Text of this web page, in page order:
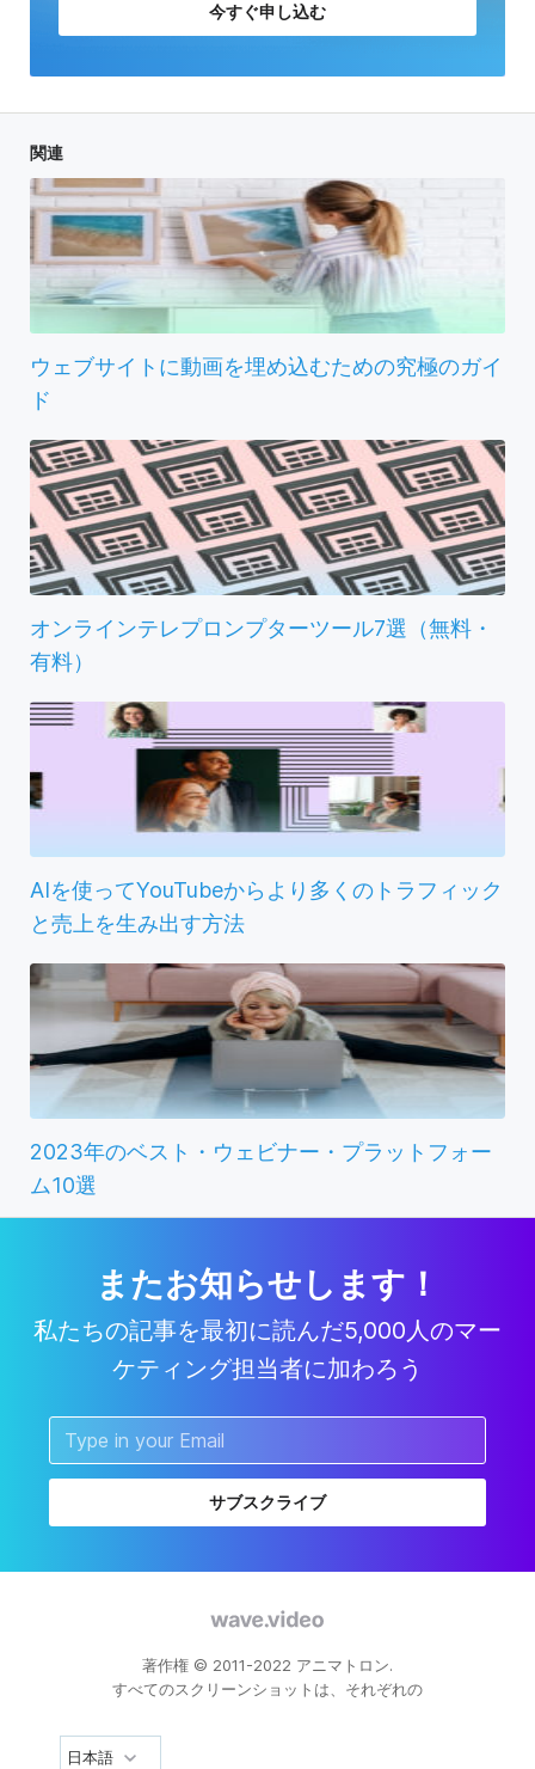
今すぐ申し込む
関連
ウェブサイトに動画を埋め込むための究極のガイ
ド
オンラインテレプロンプターツール7選（無料・
有料）
AIを使ってYouTubeからより多くのトラフィック
と売上を生み出す方法
2023年のベスト・ウェビナー・プラットフォー
ム10選
またお知らせします！
私たちの記事を最初に読んだ5,000人のマー
ケティング担当者に加わろう
サブスクライブ
著作権 © 2011-2022 アニマトロン.
すべてのスクリーンショットは、それぞれの
日本語